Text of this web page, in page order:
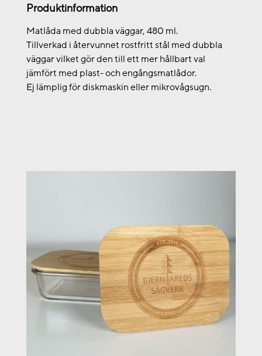
Produktinformation
Matlåda med dubbla väggar, 480 ml.
Tillverkad i återvunnet rostfritt stål med dubbla
väggar vilket gör den till ett mer hållbart val
jämfört med plast- och engångsmatlådor.
Ej lämplig för diskmaskin eller mikrovågsugn.